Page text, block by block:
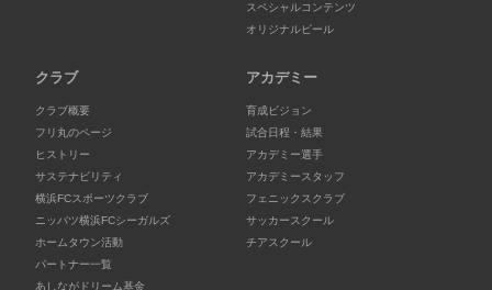
スペシャルコンテンツ
オリジナルビール
クラブ
クラブ概要
フリ丸のページ
ヒストリー
サステナビリティ
横浜FCスポーツクラブ
ニッパツ横浜FCシーガルズ
ホームタウン活動
パートナー一覧
あしながドリーム基金
アカデミー
育成ビジョン
試合日程・結果
アカデミー選手
アカデミースタッフ
フェニックスクラブ
サッカースクール
チアスクール